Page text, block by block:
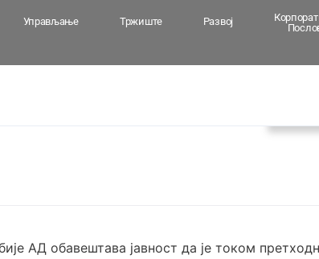
Управљање Тржиште Развој
АД обавештава јавност да је током